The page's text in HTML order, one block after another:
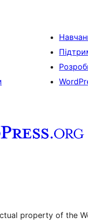
property of the